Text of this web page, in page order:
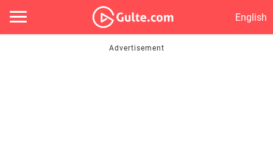
English